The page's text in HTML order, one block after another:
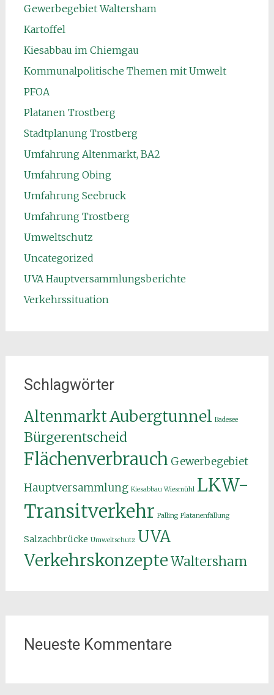
Gewerbegebiet Waltersham
Kartoffel
Kiesabbau im Chiemgau
Kommunalpolitische Themen mit Umwelt
PFOA
Platanen Trostberg
Stadtplanung Trostberg
Umfahrung Altenmarkt, BA2
Umfahrung Obing
Umfahrung Seebruck
Umfahrung Trostberg
Umweltschutz
Uncategorized
UVA Hauptversammlungsberichte
Verkehrssituation
Schlagwörter
AltenmarktAubergtunnel Badesee
Bürgerentscheid
Flächenverbrauch Gewerbegebiet
Hauptversammlung Kiesabbau Wiesmühl LKW-
Transitverkehr Palling Platanenfällung
Salzachbrücke Umweltschutz UVA
VerkehrskonzepteWaltersham
Neueste Kommentare